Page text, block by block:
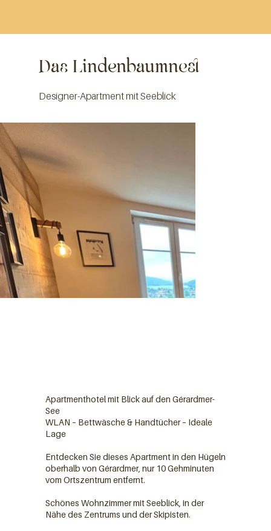
Das Lindenbaumnest
Designer-Apartment mit Seeblick
Apartmenthotel mit Blick auf den Gérardmer-
See
WLAN – Bettwäsche & Handtücher – Ideale
Lage
Entdecken Sie dieses Apartment in den Hügeln
oberhalb von Gérardmer, nur 10 Gehminuten
vom Ortszentrum entfernt.
Schönes Wohnzimmer mit Seeblick, in der
Nähe des Zentrums und der Skipisten.